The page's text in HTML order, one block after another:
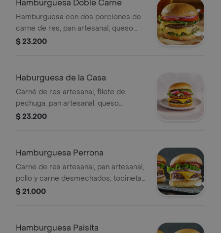
Hamburguesa Doble Carne
Hamburguesa con dos porciones de
carne de res, pan artesanal, queso
cheddar, lechuga, cebolla, tomate y
$ 23.200
Haburguesa de la Casa
Carné de res artesanal, filete de
pechuga, pan artesanal, queso
cheddar, lechuga, cebolla, tomate,
$ 23.200
Hamburguesa Perrona
Carne de res artesanal, pan artesanal,
pollo y carne desmechados, tocineta,
queso cheddar, lechuga, cebolla,
$ 21.000
Hamburguesa Paisita